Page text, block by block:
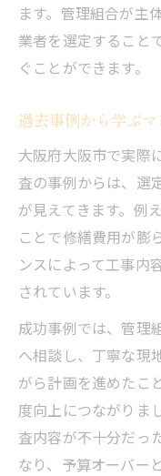
ます。管理組合が主
業者を選定すること
ぐことができます。
過去事例から学ぶ
大阪府大阪市で実際
査の事例からは、選
が見えてきます。例
ことで修繕費用が膨
ンスによって工事内
されています。
成功事例では、管理
へ相談し、丁寧な現
がら計画を進めたこ
度向上につながりま
査内容が不十分だっ
なり、予算オーバー